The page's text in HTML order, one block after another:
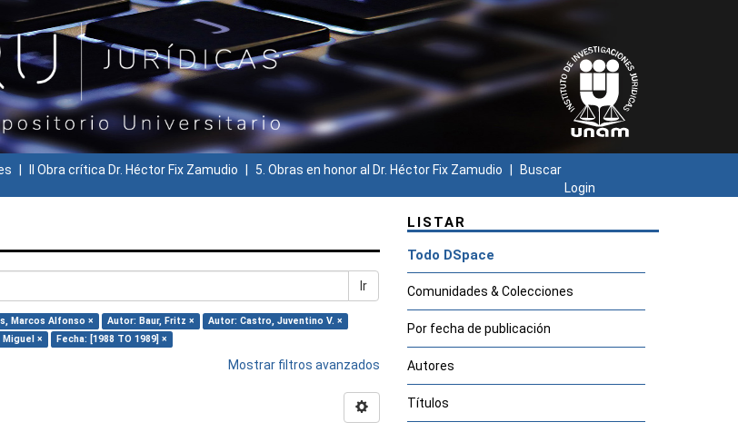
II Obra crítica Dr. Héctor Fix Zamudio 5. Obras en honor al Dr. Héctor Fix Zamudio
Buscar
Login
Ir
Marcos Alfonso × Autor: Baur, Fritz ×
Autor: Castro, Juventino V. ×
× Fecha: [1988 TO 1989] ×
Mostrar filtros avanzados
LISTAR
Todo DSpace
Comunidades & Colecciones
Por fecha de publicación
Autores
Títulos